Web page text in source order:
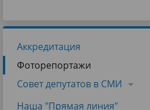
Аккредитация
Фоторепортажи
Совет депутатов в СМИ
Наша "Прямая линия"